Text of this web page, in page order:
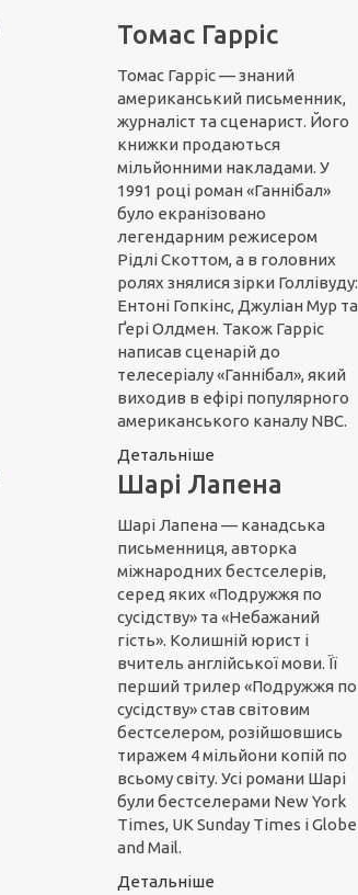
Томас Гарріс
Томас Гарріс — знаний
американський письменник,
журналіст та сценарист. Його
книжки продаються
мільйонними накладами. У
1991 році роман «Ганнібал»
було екранізовано
легендарним режисером
Рідлі Скоттом, а в головних
ролях знялися зірки Голлівуду:
Ентоні Гопкінс, Джуліан Мур та
Ґері Олдмен. Також Гарріс
написав сценарій до
телесеріалу «Ганнібал», який
виходив в ефірі популярного
американського каналу NBC.
Детальніше
Шарі Лапена
Шарі Лапена — канадська
письменниця, авторка
міжнародних бестселерів,
серед яких «Подружжя по
сусідству» та «Небажаний
гість». Колишній юрист і
вчитель англійської мови. Її
перший трилер «Подружжя по
сусідству» став світовим
бестселером, розійшовшись
тиражем 4 мільйони копій по
всьому світу. Усі романи Шарі
були бестселерами New York
Times, UK Sunday Times і Globe
and Mail.
Детальніше